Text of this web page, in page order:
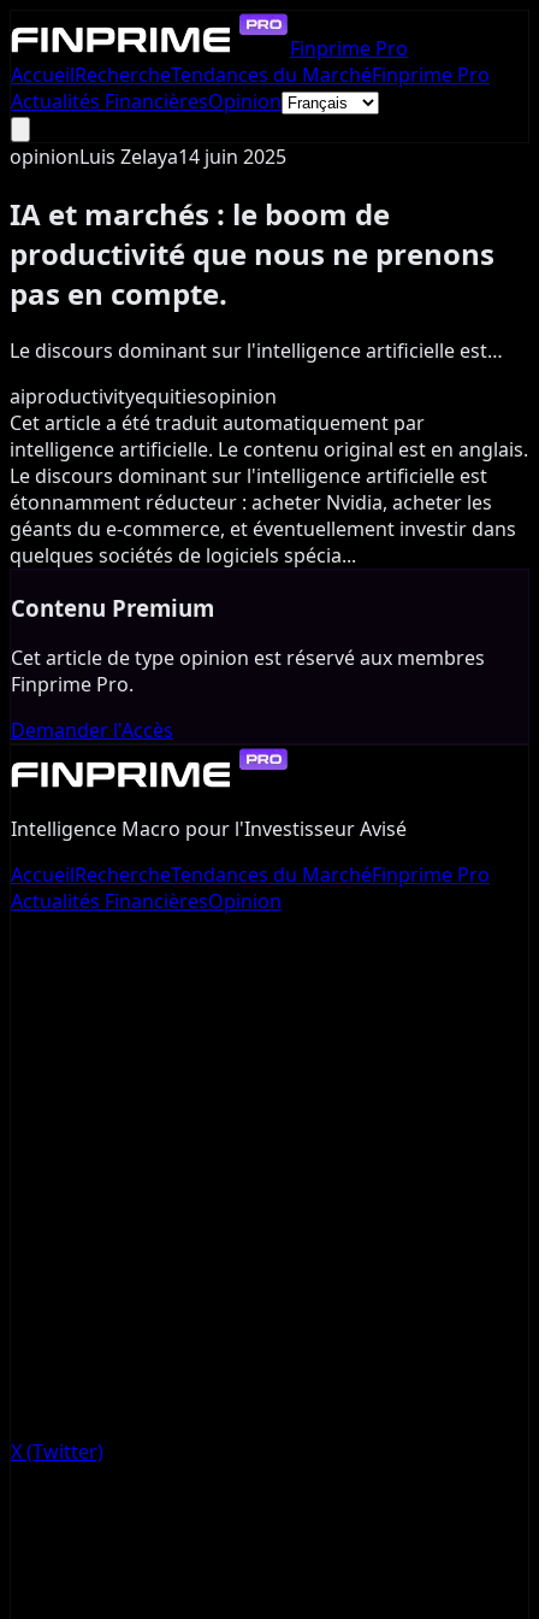
Finprime Pro
AccueilRechercheTendances du MarchéFinprime Pro
Actualités FinancièresOpinion
opinionLuis Zelaya14 juin 2025
IA et marchés : le boom de
productivité que nous ne prenons
pas en compte.
Le discours dominant sur l'intelligence artificielle est…
aiproductivityequitiesopinion
Cet article a été traduit automatiquement par
intelligence artificielle. Le contenu original est en anglais.
Le discours dominant sur l'intelligence artificielle est
étonnamment réducteur : acheter Nvidia, acheter les
géants du e-commerce, et éventuellement investir dans
quelques sociétés de logiciels spécia...
Contenu Premium
Cet article de type opinion est réservé aux membres
Finprime Pro.
Demander l'Accès
Intelligence Macro pour l'Investisseur Avisé
AccueilRechercheTendances du MarchéFinprime Pro
Actualités FinancièresOpinion
X (Twitter)